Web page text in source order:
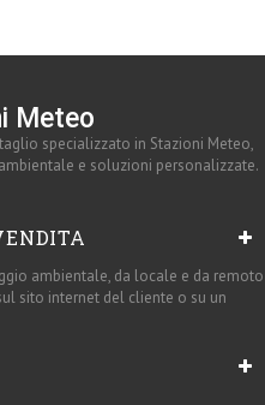
Meteo
specializzato in Stazioni Meteo,
e soluzioni personalizzate.
ambientale, da locale e da remoto
sito internet del cliente o su un